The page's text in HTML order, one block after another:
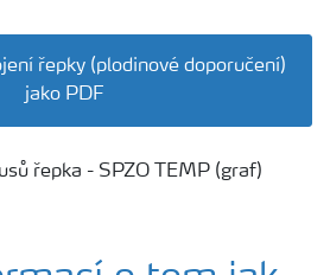
řepky (plodinové doporučení)
jako PDF